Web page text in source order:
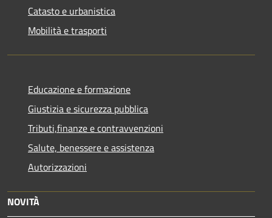
Catasto e urbanistica
Mobilità e trasporti
Educazione e formazione
Giustizia e sicurezza pubblica
Tributi,finanze e contravvenzioni
Salute, benessere e assistenza
Autorizzazioni
NOVITÀ